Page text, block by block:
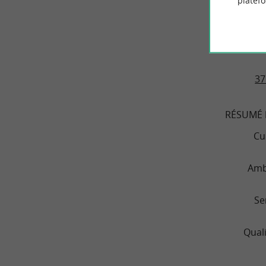
RÉSUMÉ